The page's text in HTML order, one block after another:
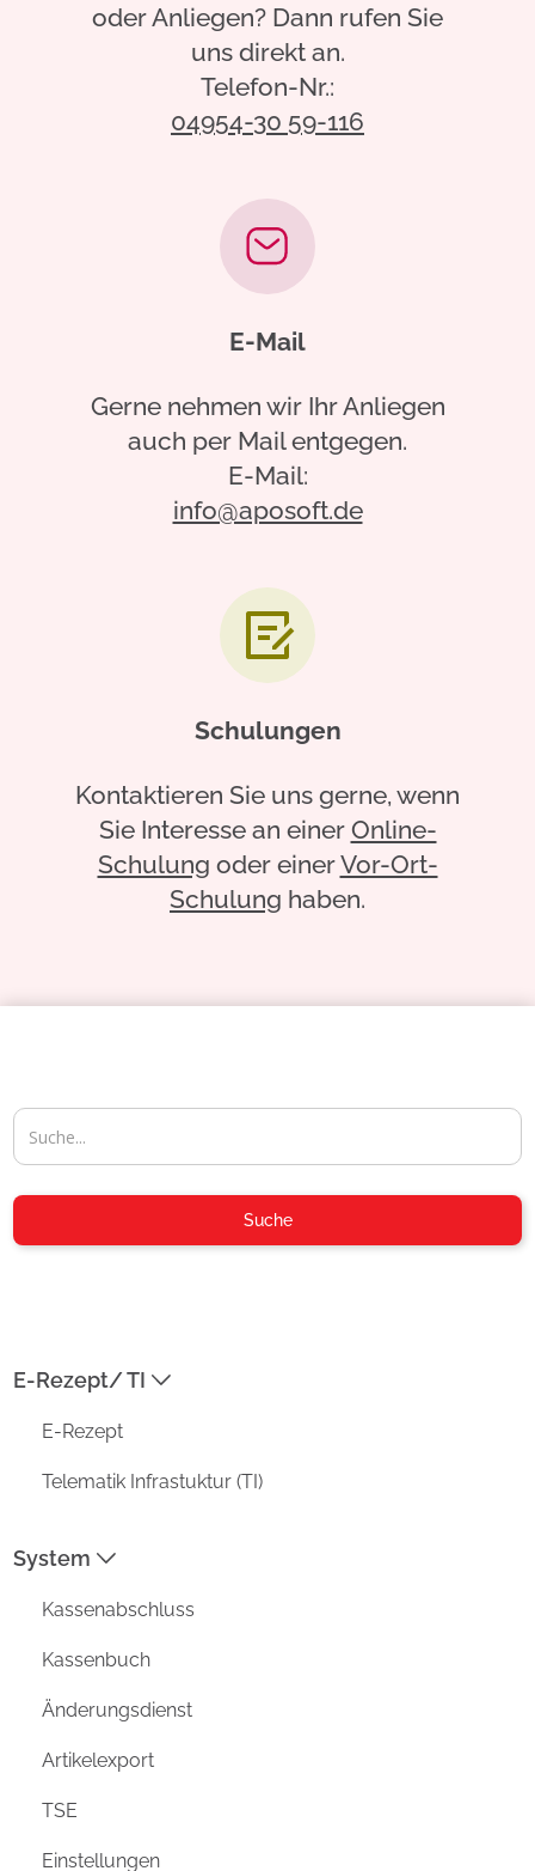
oder Anliegen? Dann rufen Sie
uns direkt an.
Telefon-Nr.:
04954-30 59-116
E-Mail
Gerne nehmen wir Ihr Anliegen
auch per Mail entgegen.
E-Mail:
info@aposoft.de
Schulungen
Kontaktieren Sie uns gerne, wenn
Sie Interesse an einer Online-
Schulung oder einerVor-Ort-
Schulung haben.
Suche
E-Rezept/ TI
E-Rezept
Telematik Infrastuktur (TI)
System
Kassenabschluss
Kassenbuch
Änderungsdienst
Artikelexport
TSE
Einstellungen
04954-30 59-116
info@aposoft.de
aposoft
Kirchstraße 4a